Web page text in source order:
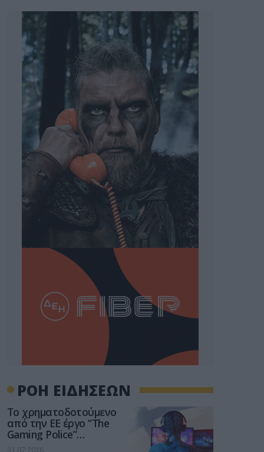
ΡΟΗ ΕΙΔΗΣΕΩΝ
Το χρηματοδοτούμενο
από την ΕΕ έργο “The
Gaming Police”
ενισχύει την ασφάλεια
31.07.2026